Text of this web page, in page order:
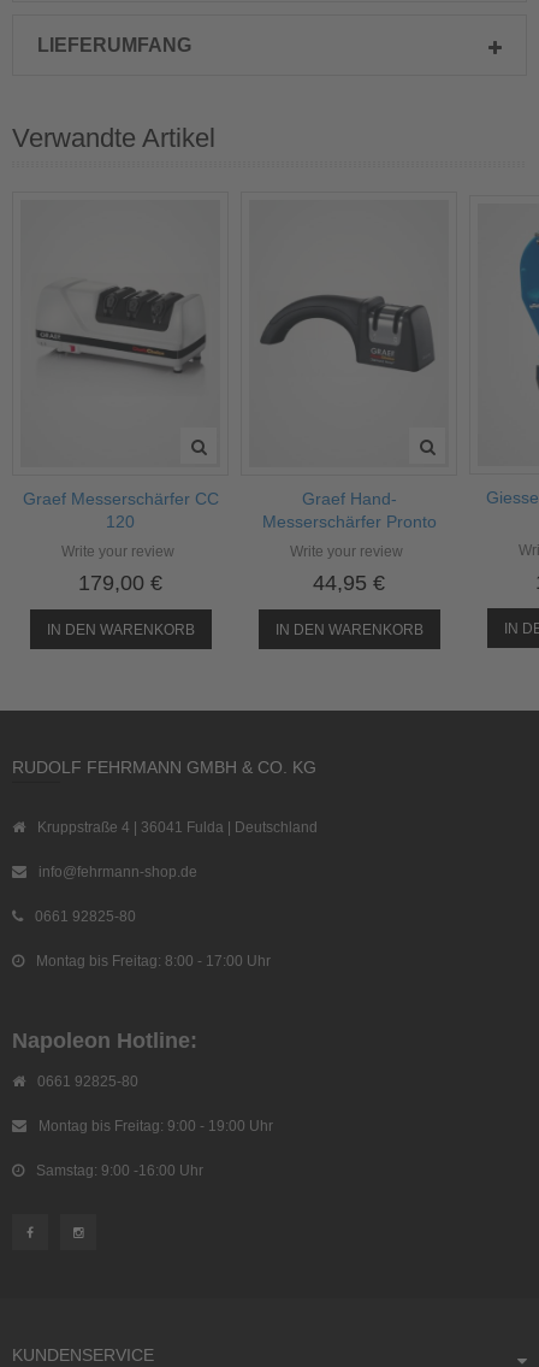
LIEFERUMFANG
Verwandte Artikel
Graef Messerschärfer CC
120
Write your review
179,00 €
IN DEN WARENKORB
Graef Hand-
Messerschärfer Pronto
Write your review
44,95 €
IN DEN WARENKORB IN
RUDOLF FEHRMANN GMBH & CO. KG
Kruppstraße 4 | 36041 Fulda | Deutschland
info@fehrmann-shop.de
0661 92825-80
Montag bis Freitag: 8:00 - 17:00 Uhr
Napoleon Hotline:
0661 92825-80
Montag bis Freitag: 9:00 - 19:00 Uhr
Samstag: 9:00 -16:00 Uhr
KUNDENSERVICE